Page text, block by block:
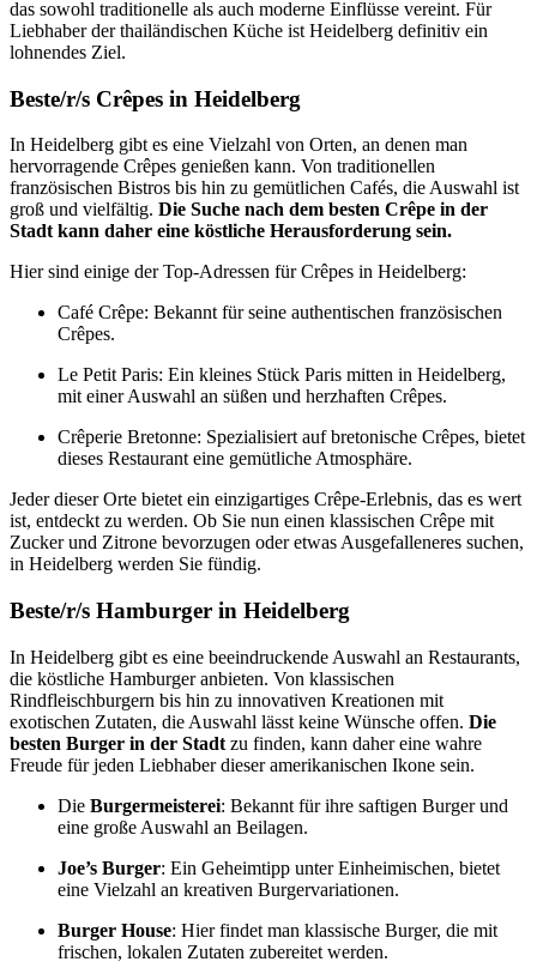
das sowohl traditionelle als auch moderne Einflüsse vereint. Für
Liebhaber der thailändischen Küche ist Heidelberg definitiv ein
lohnendes Ziel.
Beste/r/s Crêpes in Heidelberg
In Heidelberg gibt es eine Vielzahl von Orten, an denen man
hervorragende Crêpes genießen kann. Von traditionellen
französischen Bistros bis hin zu gemütlichen Cafés, die Auswahl ist
groß und vielfältig. Die Suche nach dem besten Crêpe in der
Stadt kann daher eine köstliche Herausforderung sein.
Hier sind einige der Top-Adressen für Crêpes in Heidelberg:
Café Crêpe: Bekannt für seine authentischen französischen
Crêpes.
Le Petit Paris: Ein kleines Stück Paris mitten in Heidelberg,
mit einer Auswahl an süßen und herzhaften Crêpes.
Crêperie Bretonne: Spezialisiert auf bretonische Crêpes, bietet
dieses Restaurant eine gemütliche Atmosphäre.
Jeder dieser Orte bietet ein einzigartiges Crêpe-Erlebnis, das es wert
ist, entdeckt zu werden. Ob Sie nun einen klassischen Crêpe mit
Zucker und Zitrone bevorzugen oder etwas Ausgefalleneres suchen,
in Heidelberg werden Sie fündig.
Beste/r/s Hamburger in Heidelberg
In Heidelberg gibt es eine beeindruckende Auswahl an Restaurants,
die köstliche Hamburger anbieten. Von klassischen
Rindfleischburgern bis hin zu innovativen Kreationen mit
exotischen Zutaten, die Auswahl lässt keine Wünsche offen. Die
besten Burger in der Stadt zu finden, kann daher eine wahre
Freude für jeden Liebhaber dieser amerikanischen Ikone sein.
Die Burgermeisterei: Bekannt für ihre saftigen Burger und
eine große Auswahl an Beilagen.
Joe’s Burger: Ein Geheimtipp unter Einheimischen, bietet
eine Vielzahl an kreativen Burgervariationen.
Burger House: Hier findet man klassische Burger, die mit
frischen, lokalen Zutaten zubereitet werden.